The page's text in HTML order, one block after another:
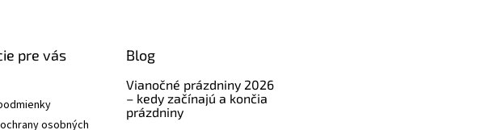
pre vás
osobných
Blog
Vianočné prázdniny 2026
– kedy začínajú a končia
prázdniny